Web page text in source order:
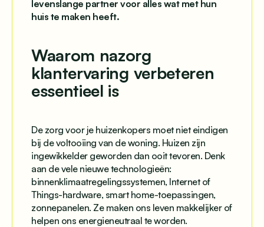
levenslange partner voor alles wat met hun
huis te maken heeft.
Waarom nazorg
klantervaring verbeteren
essentieel is
De zorg voor je huizenkopers moet niet eindigen
bij de voltooiing van de woning. Huizen zijn
ingewikkelder geworden dan ooit tevoren. Denk
aan de vele nieuwe technologieën:
binnenklimaatregelingssystemen, Internet of
Things-hardware, smart home-toepassingen,
zonnepanelen. Ze maken ons leven makkelijker of
helpen ons energieneutraal te worden.